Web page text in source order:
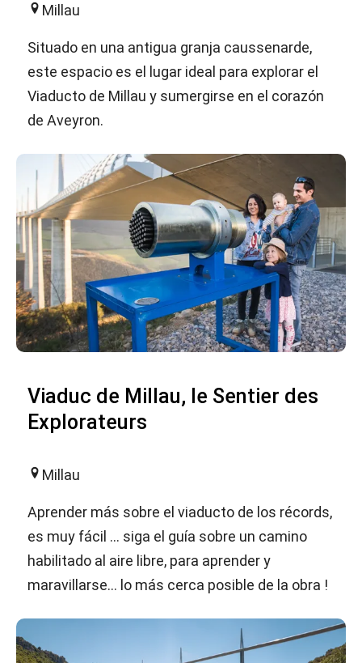
Millau
Situado en una antigua granja caussenarde,
este espacio es el lugar ideal para explorar el
Viaducto de Millau y sumergirse en el corazón
de Aveyron.
Viaduc de Millau, le Sentier des
Explorateurs
Millau
Aprender más sobre el viaducto de los récords,
es muy fácil … siga el guía sobre un camino
habilitado al aire libre, para aprender y
maravillarse… lo más cerca posible de la obra !